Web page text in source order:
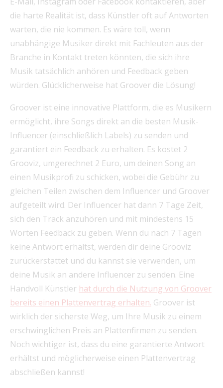
die harte Realität ist, dass Künstler oft auf Antworten
warten, die nie kommen. Es wäre toll, wenn
unabhängige Musiker direkt mit Fachleuten aus der
Branche in Kontakt treten könnten, die sich ihre
Musik tatsächlich anhören und Feedback geben
würden. Glücklicherweise hat Groover die Lösung!
Groover ist eine innovative Plattform, die es Musikern
ermöglicht, ihre Songs direkt an die besten Musik-
Influencer (einschließlich Labels) zu senden und
garantiert ein Feedback zu erhalten. Es kostet 2
Grooviz, umgerechnet 2 Euro, um deinen Song an
einen Musikprofi zu schicken, wobei die Gebühr zu
gleichen Teilen zwischen dem Influencer und Groover
aufgeteilt wird. Der Influencer hat dann 7 Tage Zeit,
sich den Track anzuhören und mit mindestens 15
Worten Feedback zu geben. Wenn du nach 7 Tagen
keine Antwort erhältst, werden dir deine Grooviz
zurückerstattet und du kannst sie verwenden, um
deine Musik an andere Influencer zu senden. Eine
Handvoll Künstler hat durch die Nutzung von Groover
bereits einen Plattenvertrag erhalten. Groover ist
wirklich der sicherste Weg, um Ihre Musik zu einem
erschwinglichen Preis an Plattenfirmen zu senden.
Noch wichtiger ist, dass du eine garantierte Antwort
erhältst und möglicherweise einen Plattenvertrag
abschließen kannst!